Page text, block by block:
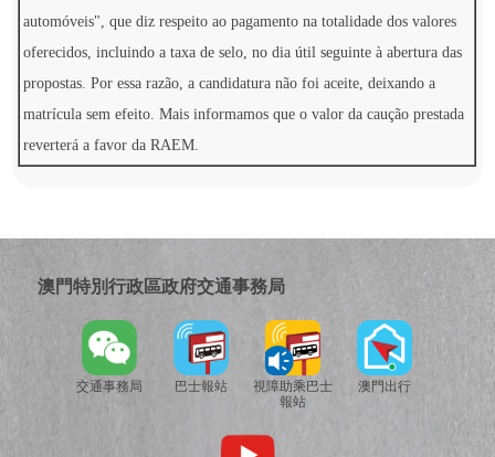
automóveis", que diz respeito ao pagamento na totalidade dos valores
oferecidos, incluindo a taxa de selo, no dia útil seguinte à abertura das
propostas. Por essa razão, a candidatura não foi aceite, deixando a
matrícula sem efeito. Mais informamos que o valor da caução prestada
reverterá a favor da RAEM.
澳門特別行政區政府交通事務局
交通事務局 巴士報站
視障助乘巴士
報站
澳門出行